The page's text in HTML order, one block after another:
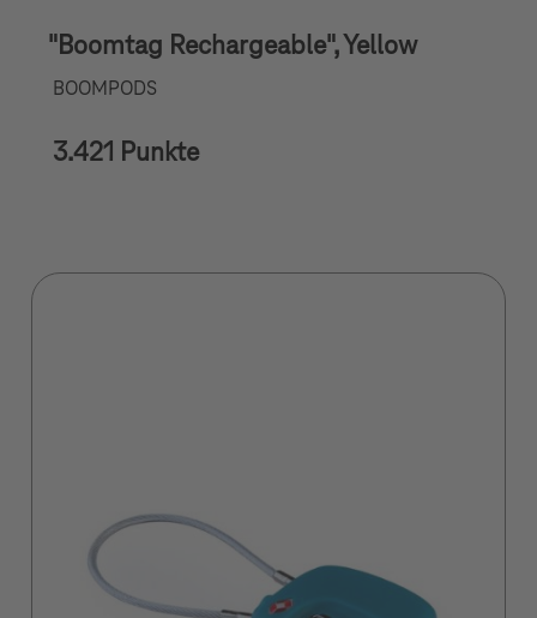
"Boomtag Rechargeable", Yellow
BOOMPODS
3.421 Punkte